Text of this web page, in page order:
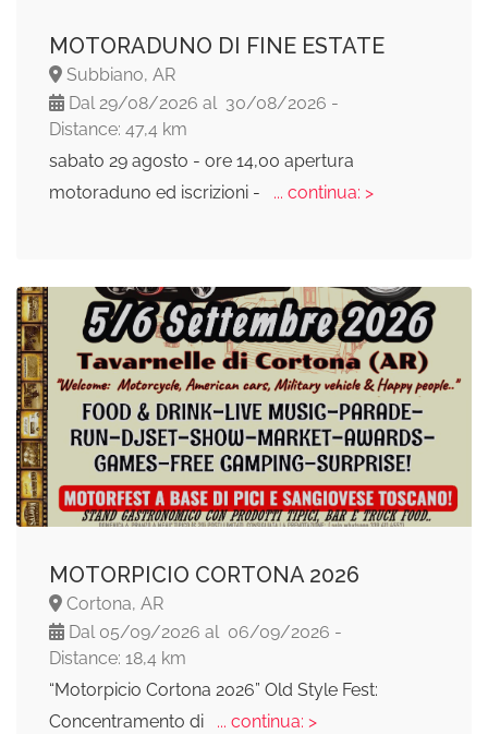
MOTORADUNO DI FINE ESTATE
Subbiano, AR
Dal 29/08/2026 al 30/08/2026 -
Distance: 47,4 km
sabato 29 agosto - ore 14,00 apertura
motoraduno ed iscrizioni -
... continua: >
MOTORPICIO CORTONA 2026
Cortona, AR
Dal 05/09/2026 al 06/09/2026 -
Distance: 18,4 km
“Motorpicio Cortona 2026” Old Style Fest:
Concentramento di
... continua: >